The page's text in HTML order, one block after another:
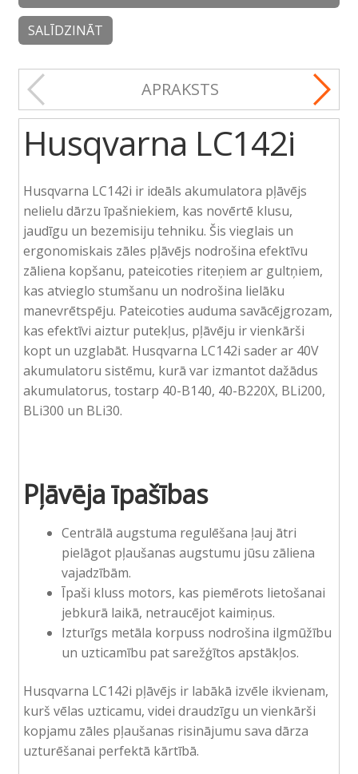
SALĪDZINĀT
APRAKSTS
Husqvarna LC142i
Husqvarna LC142i ir ideāls akumulatora pļāvējs
nelielu dārzu īpašniekiem, kas novērtē klusu,
jaudīgu un bezemisiju tehniku. Šis vieglais un
ergonomiskais zāles pļāvējs nodrošina efektīvu
zāliena kopšanu, pateicoties riteņiem ar gultņiem,
kas atvieglo stumšanu un nodrošina lielāku
manevrētspēju. Pateicoties auduma savācējgrozam,
kas efektīvi aiztur putekļus, pļāvēju ir vienkārši
kopt un uzglabāt. Husqvarna LC142i sader ar 40V
akumulatoru sistēmu, kurā var izmantot dažādus
akumulatorus, tostarp 40-B140, 40-B220X, BLi200,
BLi300 un BLi30.
Pļāvēja īpašības
Centrālā augstuma regulēšana ļauj ātri
pielāgot pļaušanas augstumu jūsu zāliena
vajadzībām.
Īpaši kluss motors, kas piemērots lietošanai
jebkurā laikā, netraucējot kaimiņus.
Izturīgs metāla korpuss nodrošina ilgmūžību
un uzticamību pat sarežģītos apstākļos.
Husqvarna LC142i pļāvējs ir labākā izvēle ikvienam,
kurš vēlas uzticamu, videi draudzīgu un vienkārši
kopjamu zāles pļaušanas risinājumu sava dārza
uzturēšanai perfektā kārtībā.